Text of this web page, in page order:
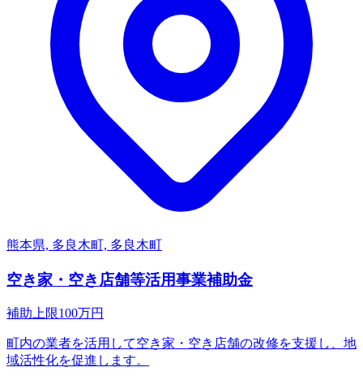
熊本県, 多良木町, 多良木町
空き家・空き店舗等活用事業補助金
補助上限100万円
町内の業者を活用して空き家・空き店舗の改修を支援し、地
域活性化を促進します。